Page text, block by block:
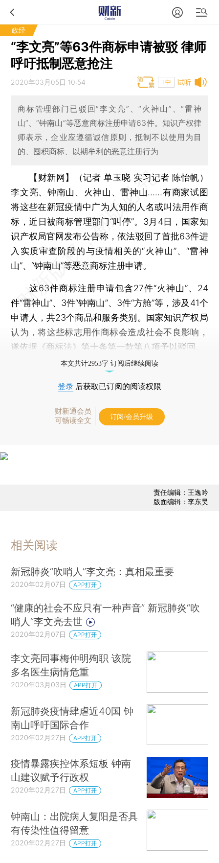
政经
“李文亮”等63件商标申请被驳 律师
呼吁抵制恶意抢注
试听
2020年03月05日 10:54 T中
商标管理部门已驳回“李文亮”、“火神山”、“雷神
山”、“钟南山”等恶意商标注册申请63件。知识产权律
师表示，企业应遵循诚信原则，抵制不以使用为目
的、囤积商标、以期牟利的恶意注册行为
【财新网】（记者 单玉晓 实习记者 陈怡帆）
李文亮、钟南山、火神山、雷神山……有商家试图
将这些在新冠疫情中广为人知的人名或叫法用作商
标，近日被商标管理部门“叫停”。3月4日，国家知
识产权局官网发布公告称，依法驳回了首批63件进
入实质审查阶段的与疫情相关的“火神山”、“雷神
山”、“钟南山”等恶意商标注册申请。
这63件商标注册申请包含27件“火神山”、24
件“雷神山”、3件“钟南山”、3件“方舱”等，涉及41个
申请人，共23个商品和服务类别。国家知识产权局
认为，将这些标志用作商标会造成社会不良影响，
遂依据《商标法》第十条第一款第八项予以驳回。
本文共计2953字 订阅后继续阅读
登录 后获取已订阅的阅读权限
财新通会员
可畅读全文
订阅/会员升级
责任编辑：王逸吟
版面编辑：李东昊
相关阅读
新冠肺炎“吹哨人”李文亮：真相最重要
2020年02月07日 APP打开
“健康的社会不应只有一种声音” 新冠肺炎“吹
哨人”李文亮去世
2020年02月07日 APP打开
李文亮同事梅仲明殉职 该院
多名医生病情危重
2020年03月03日 APP打开
新冠肺炎疫情肆虐近40国 钟
南山呼吁国际合作
2020年02月27日 APP打开
疫情暴露疾控体系短板 钟南
山建议赋予行政权
2020年02月27日 APP打开
钟南山：出院病人复阳是否具
有传染性值得留意
2020年02月27日 APP打开